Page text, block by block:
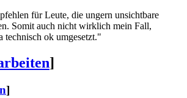
für Leute, die ungern unsichtbare
Somit auch nicht wirklich mein Fall,
technisch ok umgesetzt."
]
]